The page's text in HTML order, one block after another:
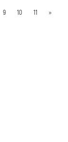
9 10 11 »